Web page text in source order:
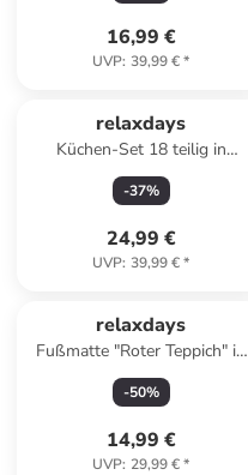
16,99 €
UVP: 39,99 €*
relaxdays
Küchen-Set 18 teilig in
Silber/Weiß
-37%
24,99 €
UVP: 39,99 €*
relaxdays
Fußmatte "Roter Teppich" in
Schwarz - 40 x 60 cm
-50%
14,99 €
UVP: 29,99 €*